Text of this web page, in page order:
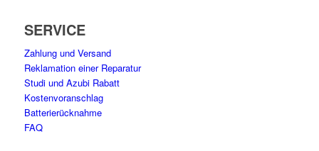
SERVICE
Zahlung und Versand
Reklamation einer Reparatur
Studi und Azubi Rabatt
Kostenvoranschlag
Batterierücknahme
FAQ